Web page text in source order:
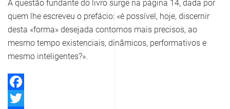
A questão fundante do livro surge na página 14, dada por
quem lhe escreveu o prefácio: «é possível, hoje, discernir
desta «forma» desejada contornos mais precisos, ao
mesmo tempo existenciais, dinâmicos, performativos e
mesmo inteligentes?».
Facebook